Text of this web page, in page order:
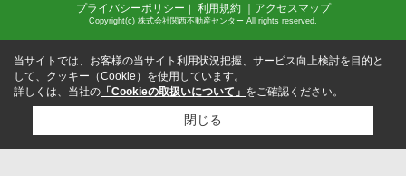
プライバシーポリシー ｜ 利用規約 ｜アクセスマップ
Copyright(c) 株式会社関西不動産センター All rights reserved.
当サイトでは、お客様の当サイト利用状況把握、サービス向上検討を目的と
して、クッキー（Cookie）を使用しています。
詳しくは、当社の 「Cookieの取扱いについて」 をご確認ください。
閉じる